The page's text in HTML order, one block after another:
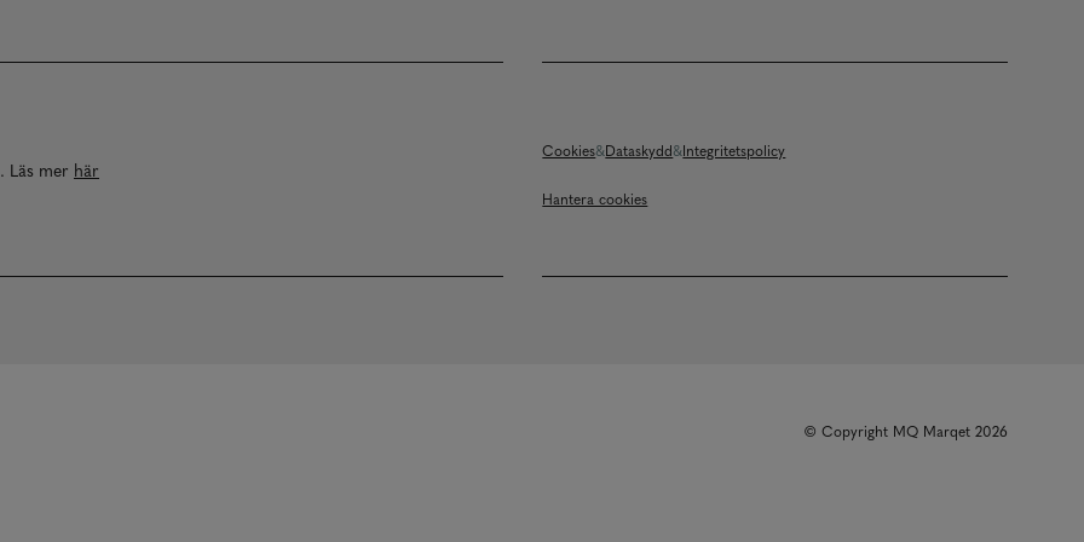
Läs mer här
Cookies Dataskydd Integritetspolicy
Hantera cookies
© Copyright MQ Marqet 2026